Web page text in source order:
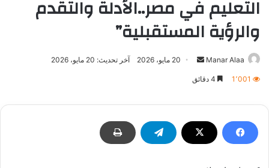
التعليم في مصر..الأدلة والتقدم
والرؤية المستقبلية”
Manar Alaa
أرسل 20 مايو، 2026 آخر تحديث: 20 مايو، 2026
1٬001